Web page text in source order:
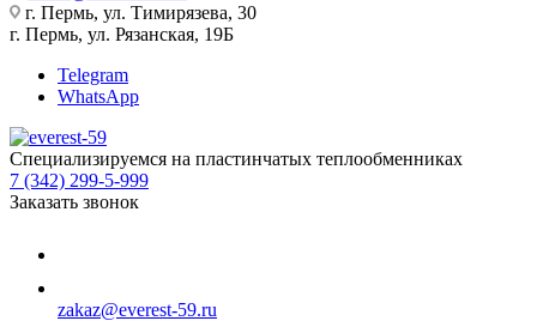
г. Пермь, ул. Тимирязева, 30
г. Пермь, ул. Рязанская, 19Б
Telegram
WhatsApp
Специализируемся на пластинчатых теплообменниках
7 (342) 299-5-999
Заказать звонок
zakaz@everest-59.ru